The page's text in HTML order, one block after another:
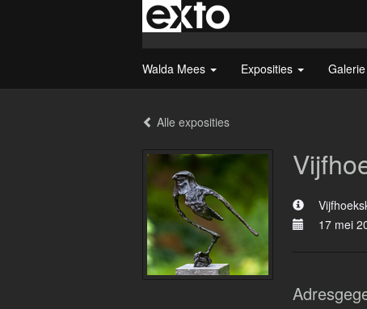
Walda Mees Exposities Galerie
Alle exposities
17 mei